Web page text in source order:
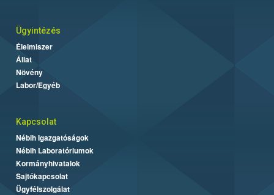
Ügyintézés
Élelmiszer
Állat
Növény
Labor/Egyéb
Kapcsolat
Nébih Igazgatóságok
Nébih Laboratóriumok
Kormányhivatalok
Sajtókapcsolat
Ügyfélszolgálat